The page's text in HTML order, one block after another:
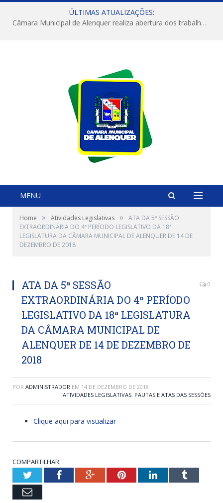
ÚLTIMAS ATUALIZAÇÕES:
Câmara Municipal de Alenquer realiza abertura dos trabalhos do 4º Período Legislativo
MENU
Home » Atividades Legislativas »
ATA DA 5ª SESSÃO
EXTRAORDINÁRIA DO 4º PERÍODO LEGISLATIVO DA 18ª
LEGISLATURA DA CÂMARA MUNICIPAL DE ALENQUER DE 14 DE
DEZEMBRO DE 2018
ATA DA 5ª SESSÃO
EXTRAORDINÁRIA DO 4º PERÍODO
LEGISLATIVO DA 18ª LEGISLATURA
DA CÂMARA MUNICIPAL DE
ALENQUER DE 14 DE DEZEMBRO DE
2018
0
POR ADMINISTRADOR EM 14 DE DEZEMBRO DE 2018
ATIVIDADES LEGISLATIVAS, PAUTAS E ATAS DAS SESSÕES
Clique aqui para visualizar
COMPARTILHAR:
TwitterFacebookGoogle+PinterestLinkedInTumblr
Email